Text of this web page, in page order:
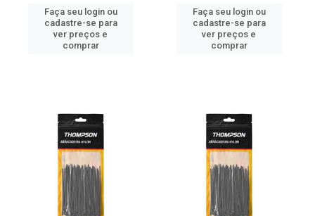
Faça seu login ou
cadastre-se para
ver preços e
comprar
Faça seu login ou
cadastre-se para
ver preços e
comprar